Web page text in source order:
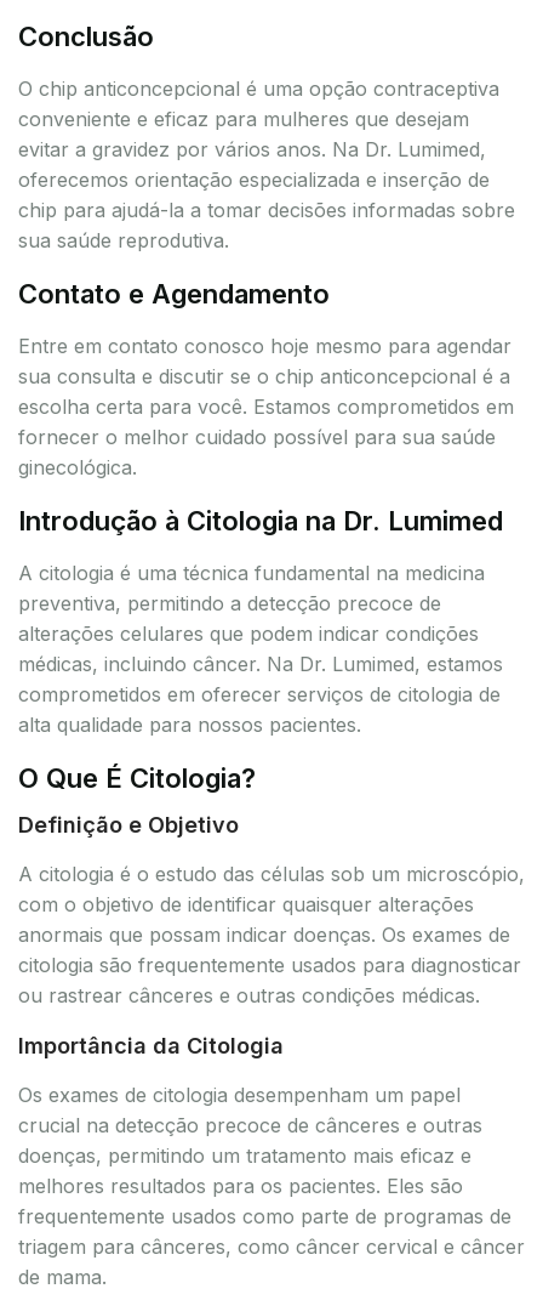
Conclusão
O chip anticoncepcional é uma opção contraceptiva
conveniente e eficaz para mulheres que desejam
evitar a gravidez por vários anos. Na Dr. Lumimed,
oferecemos orientação especializada e inserção de
chip para ajudá-la a tomar decisões informadas sobre
sua saúde reprodutiva.
Contato e Agendamento
Entre em contato conosco hoje mesmo para agendar
sua consulta e discutir se o chip anticoncepcional é a
escolha certa para você. Estamos comprometidos em
fornecer o melhor cuidado possível para sua saúde
ginecológica.
Introdução à Citologia na Dr. Lumimed
A citologia é uma técnica fundamental na medicina
preventiva, permitindo a detecção precoce de
alterações celulares que podem indicar condições
médicas, incluindo câncer. Na Dr. Lumimed, estamos
comprometidos em oferecer serviços de citologia de
alta qualidade para nossos pacientes.
O Que É Citologia?
Definição e Objetivo
A citologia é o estudo das células sob um microscópio,
com o objetivo de identificar quaisquer alterações
anormais que possam indicar doenças. Os exames de
citologia são frequentemente usados para diagnosticar
ou rastrear cânceres e outras condições médicas.
Importância da Citologia
Os exames de citologia desempenham um papel
crucial na detecção precoce de cânceres e outras
doenças, permitindo um tratamento mais eficaz e
melhores resultados para os pacientes. Eles são
frequentemente usados como parte de programas de
triagem para cânceres, como câncer cervical e câncer
de mama.